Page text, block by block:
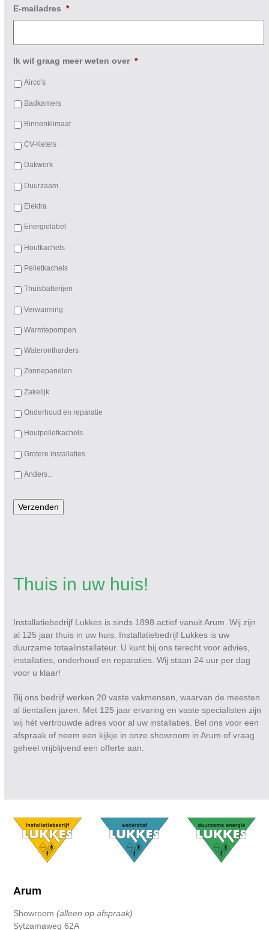
E-mailadres *
Ik wil graag meer weten over *
Airco's
Badkamers
Binnenklimaat
CV-Ketels
Dakwerk
Duurzaam
Elektra
Energielabel
Houtkachels
Pelletkachels
Thuisbatterijen
Verwarming
Warmtepompen
Waterontharders
Zonnepanelen
Zakelijk
Onderhoud en reparatie
Houtpelletkachels
Grotere installaties
Anders...
Verzenden
Thuis in uw huis!
Installatiebedrijf Lukkes is sinds 1898 actief vanuit Arum. Wij zijn
al 125 jaar thuis in uw huis. Installatiebedrijf Lukkes is uw
duurzame totaalinstallateur. U kunt bij ons terecht voor advies,
installaties, onderhoud en reparaties. Wij staan 24 uur per dag
voor u klaar!
Bij ons bedrijf werken 20 vaste vakmensen, waarvan de meesten
al tientallen jaren. Met 125 jaar ervaring en vaste specialisten zijn
wij hét vertrouwde adres voor al uw installaties. Bel ons voor een
afspraak of neem een kijkje in onze showroom in Arum of vraag
geheel vrijblijvend een offerte aan.
Arum
Showroom(alleen op afspraak)
Sytzamaweg 62A